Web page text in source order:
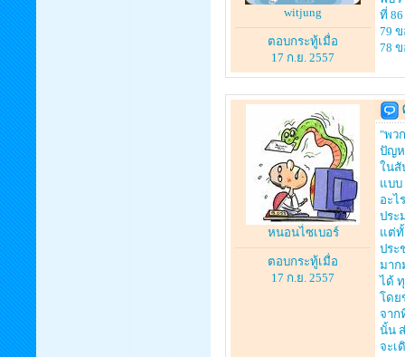
witjung
ตอบกระทู้เมื่อ
17 ก.ย. 2557
ที่
79
78
หนอนไซเบอร์
ตอบกระทู้เมื่อ
17 ก.ย. 2557
"พว
ปัญห
ในสั
แบบ
อะไ
ประ
แต่ทั้
ประ
มาก
ได้
โดย
จาก
นั้น
จะเ